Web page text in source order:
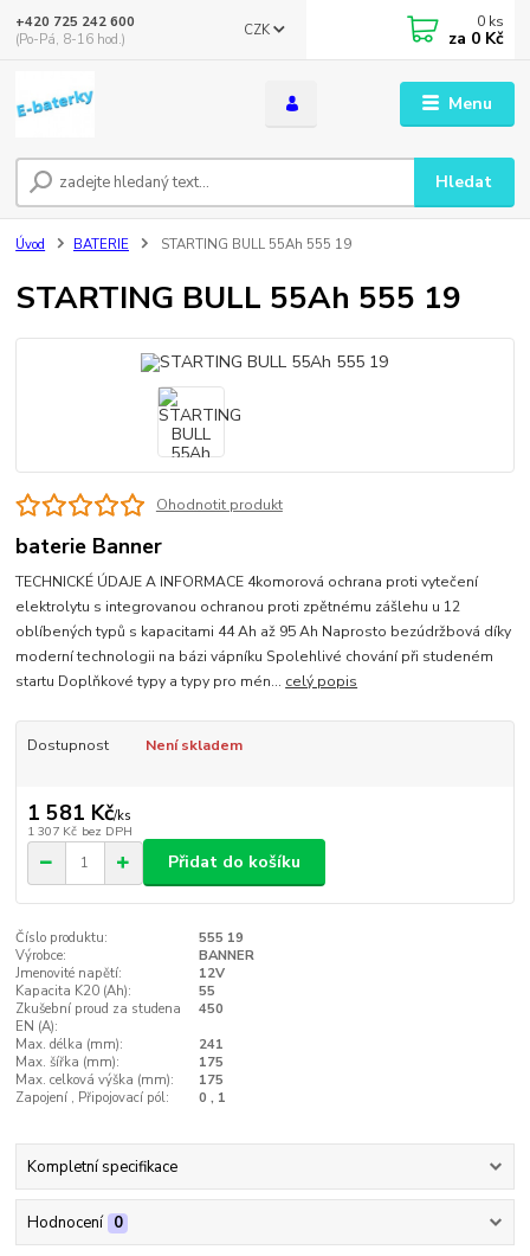
Menu
CZK
Hledat
+420 725 242 600
(Po-Pá, 8-16 hod.)
0 ks
za 0 Kč
Úvod BATERIE STARTING BULL 55Ah 555 19
STARTING BULL 55Ah 555 19
Ohodnotit produkt
baterie Banner
TECHNICKÉ ÚDAJE A INFORMACE 4komorová ochrana proti vytečení
elektrolytu s integrovanou ochranou proti zpětnému zášlehu u 12
oblíbených typů s kapacitami 44 Ah až 95 Ah Naprosto bezúdržbová díky
moderní technologii na bázi vápníku Spolehlivé chování při studeném
startu Doplňkové typy a typy pro mén... celý popis
Dostupnost Není skladem
1 581 Kč/ks
1 307 Kč bez DPH
Přidat do košíku
Číslo produktu:
555 19
Výrobce:
BANNER
Jmenovité napětí:
12V
Kapacita K20 (Ah):
55
Zkušební proud za studena
EN (A):
450
Max. délka (mm):
241
Max. šířka (mm):
175
Max. celková výška (mm):
175
Zapojení , Připojovací pól:
0 , 1
Kompletní specifikace
Hodnocení 0